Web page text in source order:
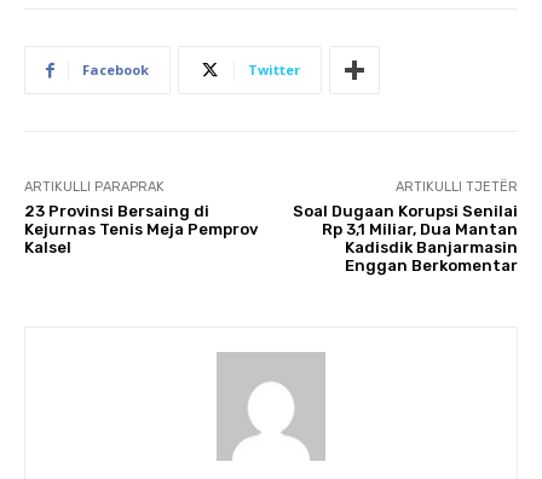
Facebook Twitter
ARTIKULLI PARAPRAK
23 Provinsi Bersaing di
Kejurnas Tenis Meja Pemprov
Kalsel
ARTIKULLI TJETËR
Soal Dugaan Korupsi Senilai
Rp 3,1 Miliar, Dua Mantan
Kadisdik Banjarmasin
Enggan Berkomentar